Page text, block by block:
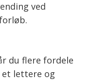
ved
du flere fordele
et lettere og